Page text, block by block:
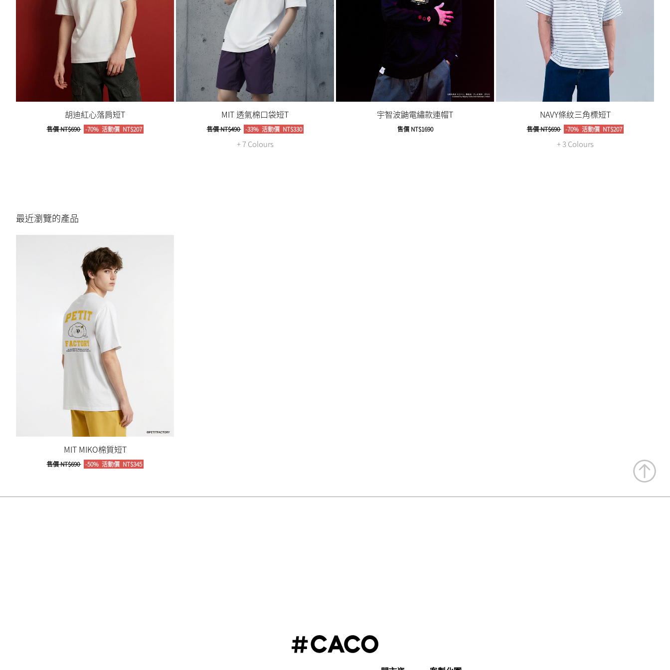
胡迪紅心落肩短T
售價NT$690 -70% 活動價NT$207
MIT 透氣棉口袋短T
售價NT$490 -33% 活動價NT$330
+ 7 Colours
宇智波鼬電繡款連帽T
售價NT$1690
NAVY條紋三角標短T
售價NT$690 -70% 活動價NT$207
+ 3 Colours
最近瀏覽的產品
MIT MIKO棉質短T
售價NT$690 -50% 活動價NT$345